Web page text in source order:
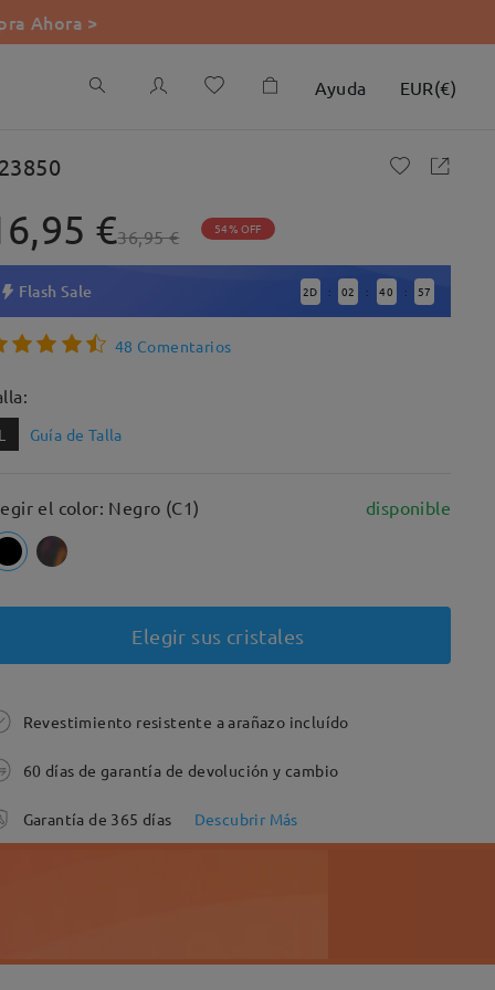
Ahora >
Ayuda EUR(€)
€36,95 € 54% OFF
Flash Sale 2D : 02 : 40 : 56
48 Comentarios
L Guía de Talla
el color: Negro (C1) disponible
Elegir sus cristales
Revestimiento resistente a arañazo incluído
60 días de garantía de devolución y cambio
Garantía de 365 días Descubrir Más